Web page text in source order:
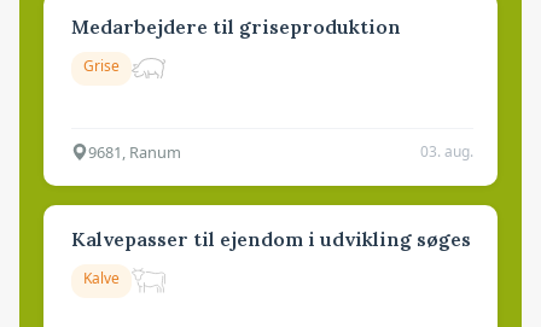
Medarbejdere til griseproduktion
Grise
9681, Ranum 03. aug.
Kalvepasser til ejendom i udvikling søges
Kalve